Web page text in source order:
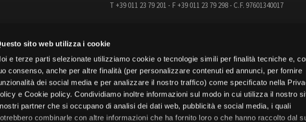
sito web utilizza i cookie
e terze parti selezionate utilizziamo cookie o tecnologie simili per finalità tecniche e,
consenso, anche per altre finalità (per personalizzare contenuti ed annunci, per fornire
dei social media e per analizzare il nostro traffico) come specificato nella
e Cookie policy. Condividiamo inoltre informazioni sul modo in cui utilizza il nostro
partner che si occupano di analisi dei dati web, pubblicità e social media, i quali
combinarle con altre informazioni che ha fornito loro o che hanno raccolto dal
T +39 011 23 79 201 - F +39 011 23 79 298 - C.F. 97601340017
FacebookInstagramYoutubeVimeo
Città di Torino